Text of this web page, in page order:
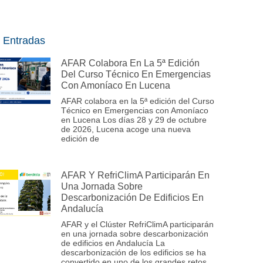
Entradas
AFAR Colabora En La 5ª Edición
Del Curso Técnico En Emergencias
Con Amoníaco En Lucena
AFAR colabora en la 5ª edición del Curso
Técnico en Emergencias con Amoníaco
en Lucena Los días 28 y 29 de octubre
de 2026, Lucena acoge una nueva
edición de
AFAR Y RefriClimA Participarán En
Una Jornada Sobre
Descarbonización De Edificios En
Andalucía
AFAR y el Clúster RefriClimA participarán
en una jornada sobre descarbonización
de edificios en Andalucía La
descarbonización de los edificios se ha